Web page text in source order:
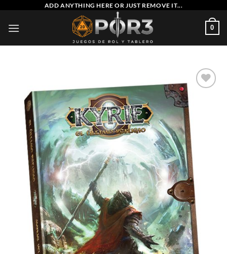
contenido
ADD ANYTHING HERE OR JUST REMOVE IT...
0